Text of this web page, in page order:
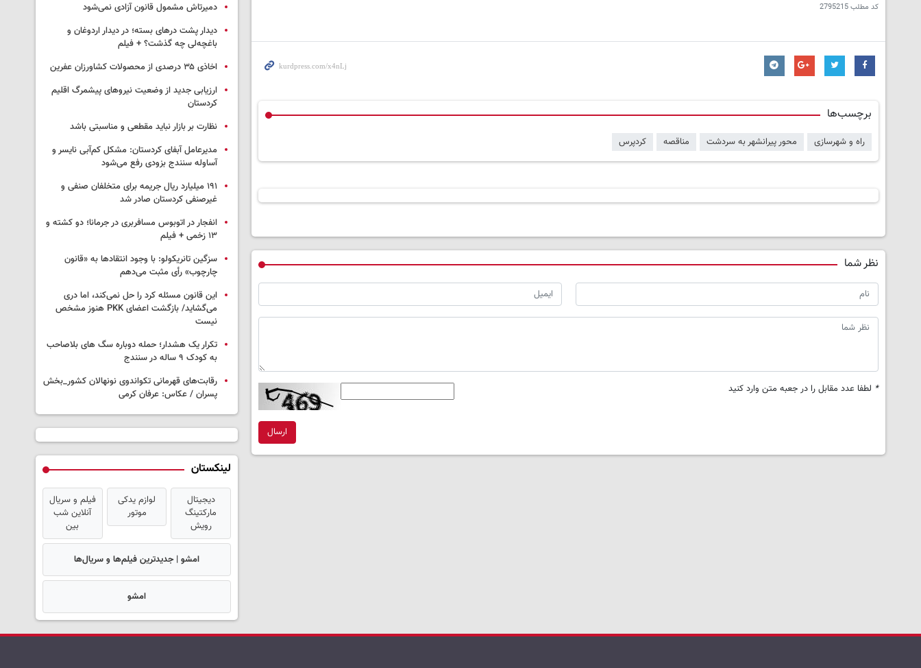
کد مطلب2795215
برچسب‌ها
راه و شهرسازی محور پیرانشهر به سردشت مناقصه کردپرس
نظر شما
* لطفا عدد مقابل را در جعبه متن وارد کنید
ارسال
دمیرتاش مشمول قانون آزادی نمی‌شود
دیدار پشت درهای بسته؛ در دیدار اردوغان و
باغچه‌لی چه گذشت؟ + فیلم
اخاذی ۳۵ درصدی از محصولات کشاورزان عفرین
ارزیابی جدید از وضعیت نیروهای پیشمرگ اقلیم
کردستان
نظارت بر بازار نباید مقطعی و مناسبتی باشد
مدیرعامل آبفای کردستان: مشکل کم‌آبی نایسر و
آساوله سنندج بزودی رفع می‌شود
۱۹۱ میلیارد ریال جریمه برای متخلفان صنفی و
غیرصنفی کردستان صادر شد
انفجار در اتوبوس مسافربری در جرمانا؛ دو کشته و
۱۳ زخمی + فیلم
سزگین تانریکولو: با وجود انتقادها به «قانون
چارچوب» رأی مثبت می‌دهم
این قانون مسئله کرد را حل نمی‌کند، اما دری
می‌گشاید/ بازگشت اعضای PKK هنوز مشخص
نیست
تکرار یک هشدار؛ حمله دوباره سگ های بلاصاحب
به کودک ۹ ساله در سنندج
رقابت‌های قهرمانی تکواندوی نونهالان کشور_بخش
پسران / عکاس: عرفان کرمی
لینکستان
دیجیتال
مارکتینگ
رویش
لوازم یدکی
موتور
فیلم و سریال
آنلاین شب
بین
امشو | جدیدترین فیلم‌ها و سریال‌ها
امشو